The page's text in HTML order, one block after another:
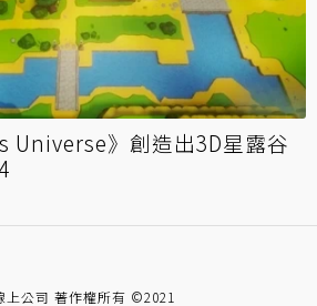
Universe》創造出3D星露谷
上公司 著作權所有 ©2021